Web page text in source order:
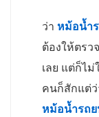
ว่า หม้อน้ำ
ต้องให้ตรว
เลย แต่ก็ไ
คนก็สักแต่ว่
หม้อน้ำรถ